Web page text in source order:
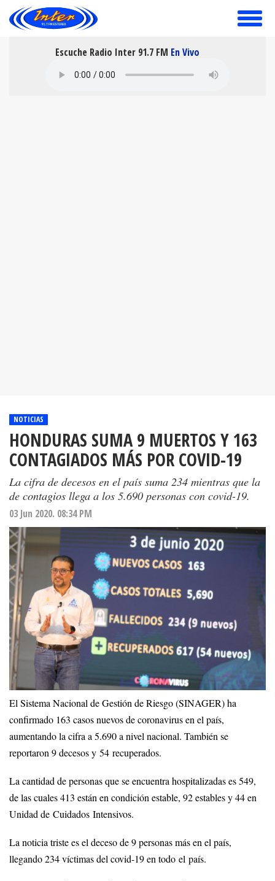
toggle
Escuche Radio Inter 91.7 FM En Vivo
NOTICIAS
HONDURAS SUMA 9 MUERTOS Y 163
CONTAGIADOS MÁS POR COVID-19
La cifra de decesos en el país suma 234 mientras que la
de contagios llega a los 5.690 personas con covid-19.
03 Jun 2020. 08:34 PM
El Sistema Nacional de Gestión de Riesgo (SINAGER) ha
confirmado 163 casos nuevos de coronavirus en el país,
aumentando la cifra a 5.690 a nivel nacional. También se
reportaron 9 decesos y 54 recuperados.
La cantidad de personas que se encuentra hospitalizadas es 549,
de las cuales 413 están en condición estable, 92 estables y 44 en
Unidad de Cuidados Intensivos.
La noticia triste es el deceso de 9 personas más en el país,
llegando 234 víctimas del covid-19 en todo el país.